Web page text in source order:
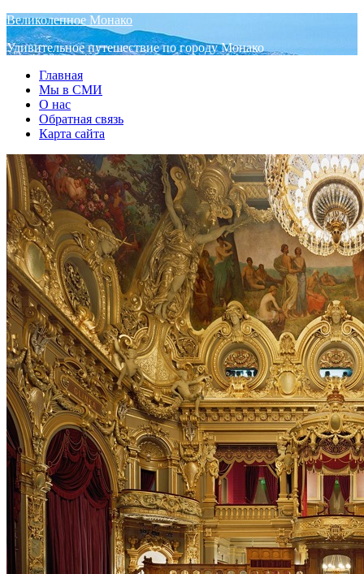
Великолепное Монако
Удивительное путешествие по городу Монако
Главная
Мы в СМИ
О нас
Обратная связь
Карта сайта